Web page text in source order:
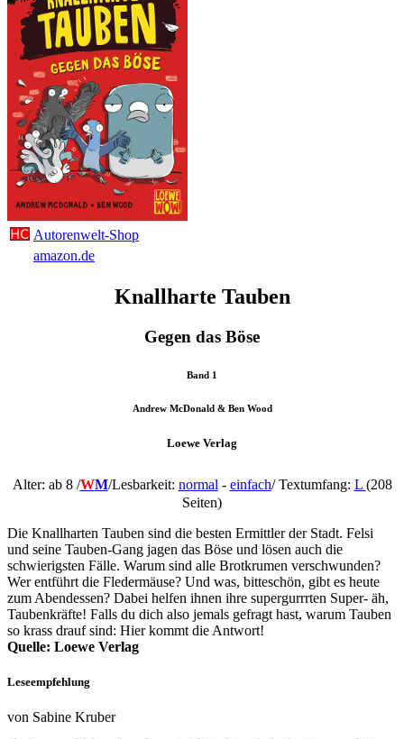
Autorenwelt-Shop
amazon.de
Knallharte Tauben
Gegen das Böse
Band 1
Andrew McDonald & Ben Wood
Loewe Verlag
Alter: ab 8 /WM/Lesbarkeit: normal - einfach/ Textumfang: L (208
Seiten)
Die Knallharten Tauben sind die besten Ermittler der Stadt. Felsi
und seine Tauben-Gang jagen das Böse und lösen auch die
schwierigsten Fälle. Warum sind alle Brotkrumen verschwunden?
Wer entführt die Fledermäuse? Und was, bitteschön, gibt es heute
zum Abendessen? Dabei helfen ihnen ihre supergurrrten Super- äh,
Taubenkräfte! Falls du dich also jemals gefragt hast, warum Tauben
so krass drauf sind: Hier kommt die Antwort!
Quelle: Loewe Verlag
Leseempfehlung
von Sabine Kruber